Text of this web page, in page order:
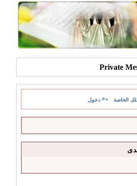
الخاصة دخول